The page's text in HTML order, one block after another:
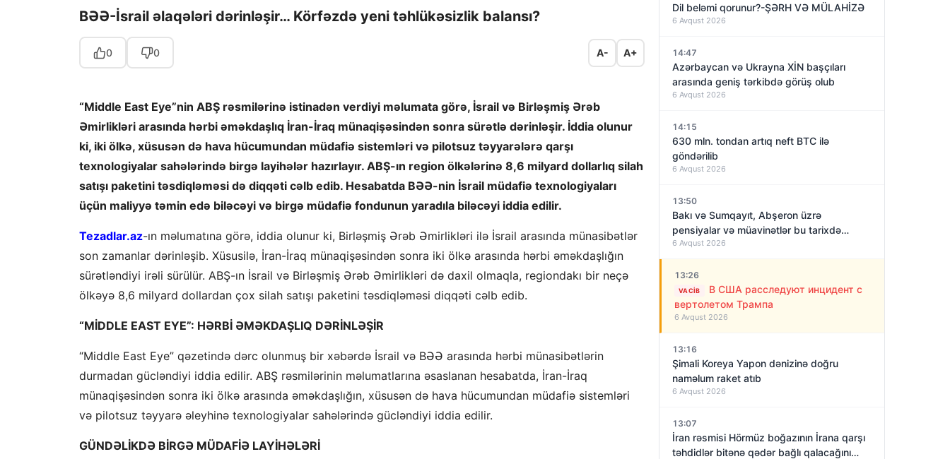
BƏƏ-İsrail əlaqələri dərinləşir… Körfəzdə yeni təhlükəsizlik balansı?
0 0 A- A+
“Middle East Eye”nin ABŞ rəsmilərinə istinadən verdiyi məlumata görə, İsrail və Birləşmiş Ərəb
Əmirlikləri arasında hərbi əməkdaşlıq İran-İraq münaqişəsindən sonra sürətlə dərinləşir. İddia olunur
ki, iki ölkə, xüsusən də hava hücumundan müdafiə sistemləri və pilotsuz təyyarələrə qarşı
texnologiyalar sahələrində birgə layihələr hazırlayır. ABŞ-ın region ölkələrinə 8,6 milyard dollarlıq silah
satışı paketini təsdiqləməsi də diqqəti cəlb edib. Hesabatda BƏƏ-nin İsrail müdafiə texnologiyaları
üçün maliyyə təmin edə biləcəyi və birgə müdafiə fondunun yaradıla biləcəyi iddia edilir.
Tezadlar.az-ın məlumatına görə, iddia olunur ki, Birləşmiş Ərəb Əmirlikləri ilə İsrail arasında münasibətlər
son zamanlar dərinləşib. Xüsusilə, İran-İraq münaqişəsindən sonra iki ölkə arasında hərbi əməkdaşlığın
sürətləndiyi irəli sürülür. ABŞ-ın İsrail və Birləşmiş Ərəb Əmirlikləri də daxil olmaqla, regiondakı bir neçə
ölkəyə 8,6 milyard dollardan çox silah satışı paketini təsdiqləməsi diqqəti cəlb edib.
“MİDDLE EAST EYE”: HƏRBİ ƏMƏKDAŞLIQ DƏRİNLƏŞİR
“Middle East Eye” qəzetində dərc olunmuş bir xəbərdə İsrail və BƏƏ arasında hərbi münasibətlərin
durmadan gücləndiyi iddia edilir. ABŞ rəsmilərinin məlumatlarına əsaslanan hesabatda, İran-İraq
münaqişəsindən sonra iki ölkə arasında əməkdaşlığın, xüsusən də hava hücumundan müdafiə sistemləri
və pilotsuz təyyarə əleyhinə texnologiyalar sahələrində gücləndiyi iddia edilir.
GÜNDƏLİKDƏ BİRGƏ MÜDAFİƏ LAYİHƏLƏRİ
Dil beləmi qorunur?-ŞƏRH VƏ MÜLAHİZƏ
6 Avqust 2026
14:47
Azərbaycan və Ukrayna XİN başçıları
arasında geniş tərkibdə görüş olub
6 Avqust 2026
14:15
630 mln. tondan artıq neft BTC ilə
göndərilib
6 Avqust 2026
13:50
Bakı və Sumqayıt, Abşeron üzrə
pensiyalar və müavinətlər bu tarixdə
veriləcək
6 Avqust 2026
13:26
VACIB
В США расследуют инцидент с
вертолетом Трампа
6 Avqust 2026
13:16
Şimali Koreya Yapon dənizinə doğru
naməlum raket atıb
6 Avqust 2026
13:07
İran rəsmisi Hörmüz boğazının İrana qarşı
təhdidlər bitənə qədər bağlı qalacağını